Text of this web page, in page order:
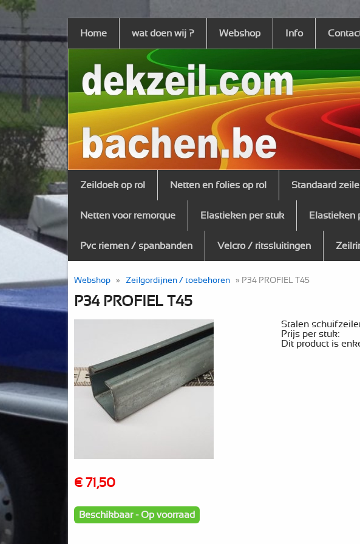
Home wat doen wij ? Webshop Info
Zeildoek op rol Netten en folies op rol Standaard
Netten voor remorque Elastieken per stuk Elastieken
Pvc riemen / spanbanden Velcro / ritssluitingen
Webshop » Zeilgordijnen / toebehoren » P34 PROFIEL T45
P34 PROFIEL T45
Stalen
Prijs per stuk:
Dit product is
€ 71,50
Beschikbaar - Op voorraad